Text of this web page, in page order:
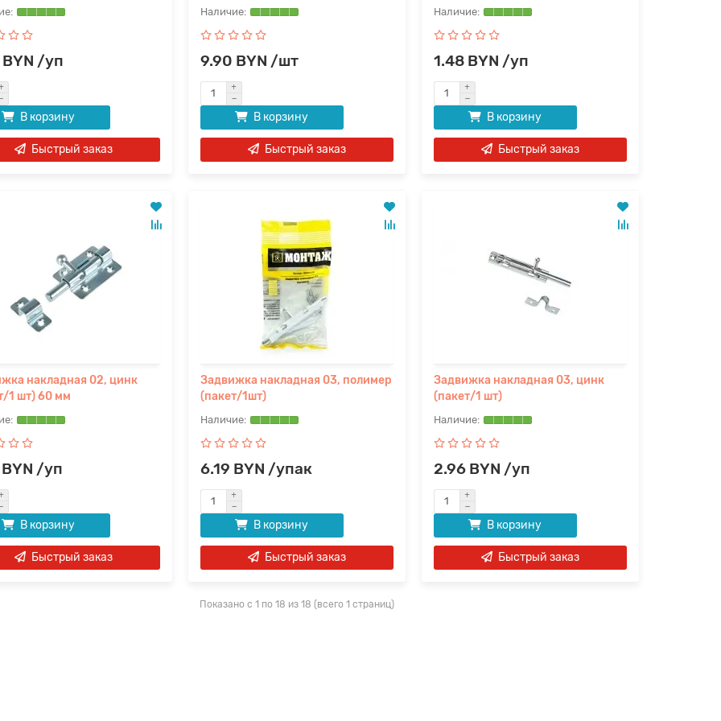
/уп
В корзину
Быстрый заказ
9.90 BYN /шт
В корзину
Быстрый заказ
1.48 BYN /уп
В корзину
Быстрый заказ
накладная 02, цинк
1 шт) 60 мм
/уп
В корзину
Быстрый заказ
Задвижка накладная 03, полимер
(пакет/1шт)
6.19 BYN /упак
В корзину
Быстрый заказ
Задвижка накладная 03, цинк
(пакет/1 шт)
2.96 BYN /уп
В корзину
Быстрый заказ
Показано с 1 по 18 из 18 (всего 1 страниц)